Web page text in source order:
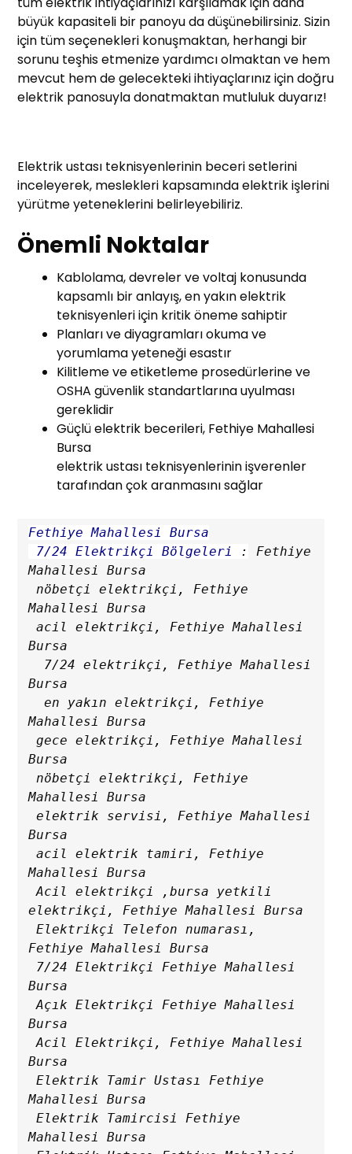
büyük kapasiteli bir panoyu da düşünebilirsiniz. Sizin
için tüm seçenekleri konuşmaktan, herhangi bir
sorunu teşhis etmenize yardımcı olmaktan ve hem
mevcut hem de gelecekteki ihtiyaçlarınız için doğru
elektrik panosuyla donatmaktan mutluluk duyarız!
Elektrik ustası teknisyenlerinin beceri setlerini
inceleyerek, meslekleri kapsamında elektrik işlerini
yürütme yeteneklerini belirleyebiliriz.
Önemli Noktalar
Kablolama, devreler ve voltaj konusunda
kapsamlı bir anlayış, en yakın elektrik
teknisyenleri için kritik öneme sahiptir
Planları ve diyagramları okuma ve
yorumlama yeteneği esastır
Kilitleme ve etiketleme prosedürlerine ve
OSHA güvenlik standartlarına uyulması
gereklidir
Güçlü elektrik becerileri, Fethiye Mahallesi
Bursa
elektrik ustası teknisyenlerinin işverenler
tarafından çok aranmasını sağlar
Fethiye Mahallesi Bursa
7/24 Elektrikçi Bölgeleri
:
Fethiye
Mahallesi Bursa
nöbetçi elektrikçi, Fethiye
Mahallesi Bursa
acil elektrikçi, Fethiye Mahallesi
Bursa
7/24 elektrikçi, Fethiye Mahallesi
Bursa
en yakın elektrikçi, Fethiye
Mahallesi Bursa
gece elektrikçi, Fethiye Mahallesi
Bursa
nöbetçi elektrikçi, Fethiye
Mahallesi Bursa
elektrik servisi, Fethiye Mahallesi
Bursa
acil elektrik tamiri, Fethiye
Mahallesi Bursa
Acil elektrikçi ,bursa yetkili
elektrikçi, Fethiye Mahallesi Bursa
Elektrikçi Telefon numarası,
Fethiye Mahallesi Bursa
Bursa
Açık Elektrikçi Fethiye Mahallesi
Bursa
Acil Elektrikçi, Fethiye Mahallesi
Bursa
Elektrik Tamir Ustası Fethiye
Mahallesi Bursa
Elektrik Tamircisi Fethiye
Mahallesi Bursa